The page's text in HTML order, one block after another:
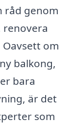
råd genom
renovera
om
balkong,
bara
är det
som